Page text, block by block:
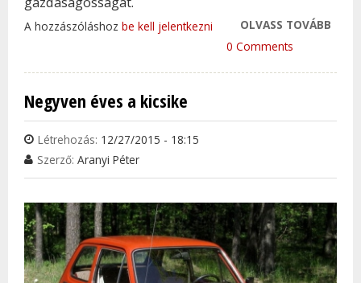
OLVASS TOVÁBB
A hozzászóláshoz be kell jelentkezni
0 Comments
Negyven éves a kicsike
Létrehozás: 12/27/2015 - 18:15
Szerző: Aranyi Péter